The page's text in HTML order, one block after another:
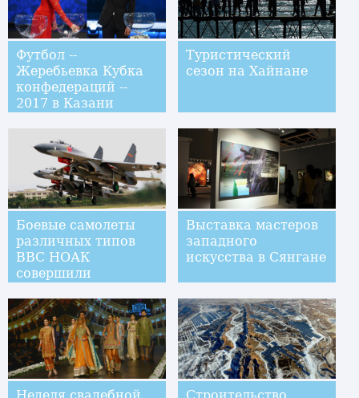
Футбол --
Жеребьевка Кубка
конфедераций --
2017 в Казани
Туристический
сезон на Хайнане
Боевые самолеты
различных типов
ВВС НОАК
совершили
перелет через
проливы Баши и
Мияко
Выставка мастеров
западного
искусства в Сянгане